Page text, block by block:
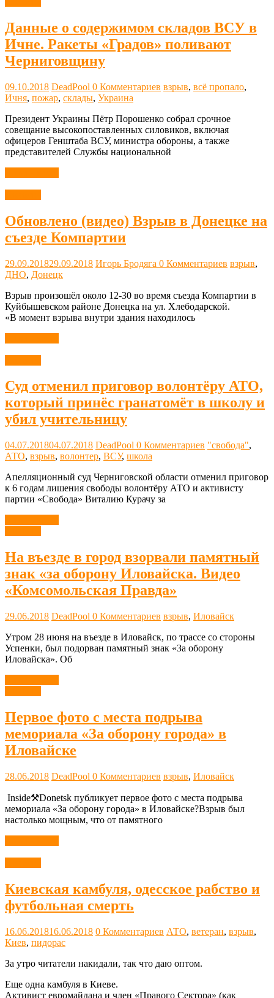
Данные о содержимом складов ВСУ в
Ичне. Ракеты «Градов» поливают
Черниговщину
09.10.2018 DeadPool 0 Комментариев взрыв, всё пропало,
Ичня, пожар, склады, Украина
Президент Украины Пётр Порошенко собрал срочное
совещание высокопоставленных силовиков, включая
офицеров Генштаба ВСУ, министра обороны, а также
представителей Службы национальной
Обновлено (видео) Взрыв в Донецке на
съезде Компартии
29.09.201829.09.2018 Игорь Бродяга 0 Комментариев взрыв,
ДНО, Донецк
Взрыв произошёл около 12-30 во время съезда Компартии в
Куйбышевском районе Донецка на ул. Хлебодарской.
«В момент взрыва внутри здания находилось
Суд отменил приговор волонтёру АТО,
который принёс гранатомёт в школу и
убил учительницу
04.07.201804.07.2018 DeadPool 0 Комментариев "свобода",
АТО, взрыв, волонтер, ВСУ, школа
Апелляционный суд Черниговской области отменил приговор
к 6 годам лишения свободы волонтёру АТО и активисту
партии «Свобода» Виталию Курачу за
На въезде в город взорвали памятный
знак «за оборону Иловайска. Видео
«Комсомольская Правда»
29.06.2018 DeadPool 0 Комментариев взрыв, Иловайск
Утром 28 июня на въезде в Иловайск, по трассе со стороны
Успенки, был подорван памятный знак «За оборону
Иловайска». Об
Первое фото с места подрыва
мемориала «За оборону города» в
Иловайске
28.06.2018 DeadPool 0 Комментариев взрыв, Иловайск
​​ Inside⚒Donetsk публикует первое фото с места подрыва
мемориала «За оборону города» в Иловайске?Взрыв был
настолько мощным, что от памятного
Киевская камбуля, одесское рабство и
футбольная смерть
16.06.201816.06.2018 0 Комментариев АТО, ветеран, взрыв,
Киев, пидорас
За утро читатели накидали, так что даю оптом.
Еще одна камбуля в Киеве.
Активист евромайдана и член «Правого Сектора» (как